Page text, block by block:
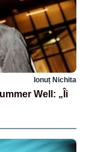
Ionuț Nichita
Well: „Îi